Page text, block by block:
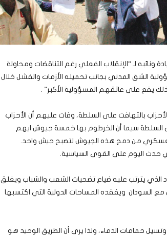
لـ “الإنقلاب الفعلي رغم التناقضات ومحاولة
الشق المدني بجانب تحميله الأزمات والفشل خلال
يقع على عاتقهم المسؤولية الأكبر” .
بالتهافت على السلطة، وفات عليهم أن الأحزاب
السلطة سيما أن الخرطوم بها خمسة جيوش ايهم
من دمج هذه الجيوش لتصبح جيش واحد.
حدث اليوم على القوى السياسية.
الذي يترتب عليه ضياع تضحيات الشعب والشباب ويغلق
مع السودان ويفقده المساحات الدولية التي اكتسبها
حمامات الدماء، ولذا يرى أن الطريق الوحيد هو